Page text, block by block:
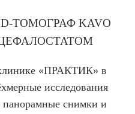
ТОМОГРАФ KAVO
ЦЕФАЛОСТАТОМ
«ПРАКТИК» в
исследования
панорамные снимки и